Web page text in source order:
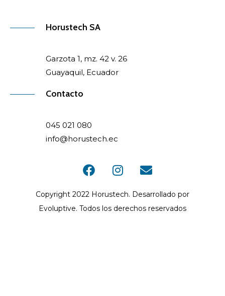
Horustech SA
Garzota 1, mz. 42 v. 26
Guayaquil, Ecuador
Contacto
045 021 080
info@horustech.ec
Copyright 2022 Horustech. Desarrollado por
Evoluptive. Todos los derechos reservados